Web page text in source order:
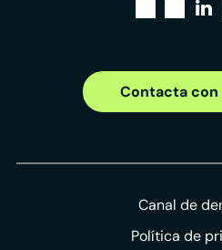
Contacta
Canal de
Política de